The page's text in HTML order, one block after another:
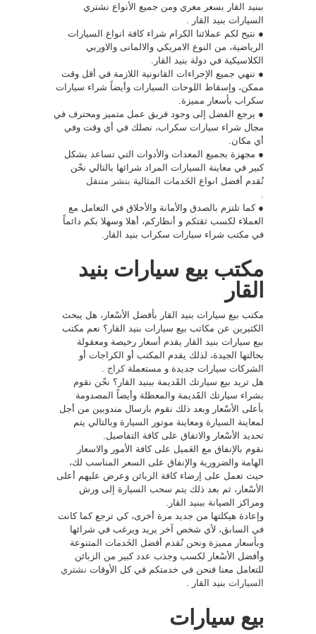
ببنيد القار بسعر مغري ومن جميع الأنواع نشتري
السيارات بنيد القار .
● نتيح لكم عملائنا الكرام شراء كافة انواع السيارات
الرياضية، من النوع الامريكي والالمانى والاوربي
الكلاسيكية في دولة بنيد القار.
● ننهي جميع الإجراءات القانونية اللازمة في أقل وقت
ممكن، وإسقاط اللوحات السيارات وأيضاً شراء سيارات
سكراب بأسعار مميزة.
● يرجع الفضل إلى وجود فريق عمل متميز ومحترف في
مجال شراء سيارات سكراب، نصلك في أي وقت وفي
أي مكان.
● مجهزة بجميع المعدات والأدوات التي تساعد بشكل
كبير في معاينة السيارات المراد شرائها بالتالي نحْن
نُقدم أفضل انواع الخَدمات المثالية بنشر متنقل
● كما تلتزم بالصدق والأمانة والأخلاق في التعامل مع
العملاء لكسب ثقتكم و أنظاركم، أهلا وسهلا بكم دائماً
في مكتب شراء سيارات سكراب بنيد القار.
مكتب بيع سيارات بنيد
القار
مكتب بيع سيارات بنيد القار بأفضل الأسْعار، هل يبحث
الكثيرين عن مكاتب بيع سيارات بنيد القار؟ نعم مكتب
بيع سيارات بنيد القار يقدم أسعار رخيصة ومعقولة
بحالتها الجيدة، لذلك يقدم المكتب أو الكراجات أو
الشركات سيارات جديدة و مستعملةكراج
هل تريد بيع سيارتك القََديمة ببنيد القار؟ نحْن نقوم
بشراء سيارتك القََديمة والمعطلة وأيضاً المصدومة
بأعلى الأسْعار وبعد ذلك نقوم بارسال مندوبين من أجل
لمعاينة السيارة ومعاينة موتور السيارة وبالتالي يتم
تحديد الأسْعار والاتفاق على كافة التفاصيل.
نقوم بالإنفاق مع العَميل على كافة الأمور والاسعار
الهامة والضرورية والإنفاق على السعر المناسب لك،
حيث تعمل على إرضاء كافة الزبائن وعرض عليهم أعلى
الأسْعار، ثم بعد ذلك يتم سحب السيارة إلى ورش
ومراكز الصيانة ببنيد القار.
وإعادة هيكلتها من جديد مرة أخرى، كي ترجع كما كانت
في السابق، لأي شخص آخر يريد ويرغب في شرائها
وبأسعار مميزة ونحن نُقدم أفضل الخَدمات المتنوعة
وأفضل الأسْعار لكسب وجذب عدد كبير من الزبائن
للتعامل معنا فنحن في خدمتكم في كل الأوقات نشتري
السيارات بنيد القار .
بيع سيارات